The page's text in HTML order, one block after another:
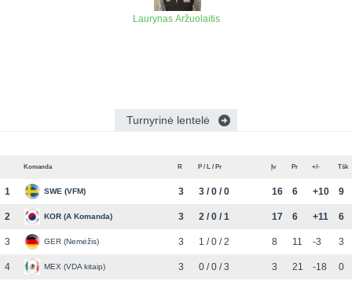
Laurynas Aržuolaitis
Turnyrinė lentelė
Komanda R P / L / Pr Įv Pr +/- Tšk
1 SWE (VFM) 3 3 / 0 / 0 16 6 +10 9
2 KOR (A Komanda) 3 2 / 0 / 1 17 6 +11 6
3 GER (Nemėžis) 3 1 / 0 / 2 8 11 -3 3
4 MEX (VDA kitaip) 3 0 / 0 / 3 3 21 -18 0